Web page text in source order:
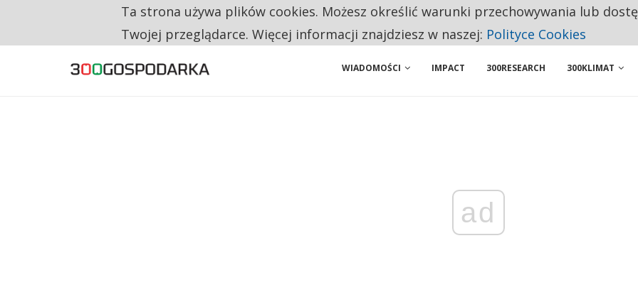
TRZECH NA CZTERECH PONOWNIE ZAŁOŻYŁOBY WŁASNĄ FIRMĘ. INNYM JUŻ TAK ŁATWO JEJ NIE POLECAJĄ
WIADOMOŚCI IMPACT 300RESEARCH 300KLIMAT
ad
Ta strona używa plików cookies. Możesz określić warunki przechowywania lub
Twojej przeglądarce. Więcej informacji znajdziesz w naszej: Polityce Cookies